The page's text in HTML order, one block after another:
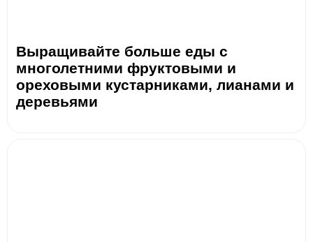
Выращивайте больше еды с
многолетними фруктовыми и
ореховыми кустарниками, лианами и
деревьями